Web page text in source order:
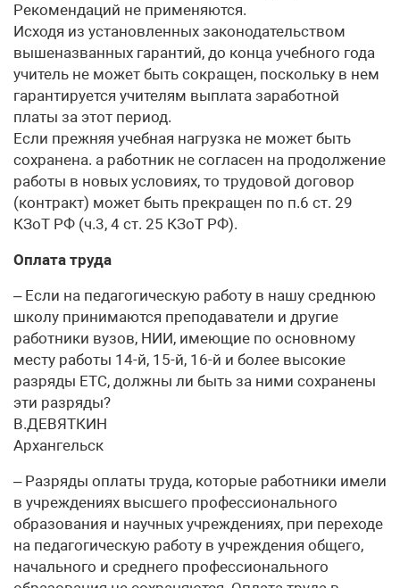
Рекомендаций не применяются.
Исходя из установленных законодательством
вышеназванных гарантий, до конца учебного года
учитель не может быть сокращен, поскольку в нем
гарантируется учителям выплата заработной
платы за этот период.
Если прежняя учебная нагрузка не может быть
сохранена. а работник не согласен на продолжение
работы в новых условиях, то трудовой договор
(контракт) может быть прекращен по п.6 ст. 29
КЗоТ РФ (ч.3, 4 ст. 25 КЗоТ РФ).
Оплата труда
– Если на педагогическую работу в нашу среднюю
школу принимаются преподаватели и другие
работники вузов, НИИ, имеющие по основному
месту работы 14-й, 15-й, 16-й и более высокие
разряды ЕТС, должны ли быть за ними сохранены
эти разряды?
В.ДЕВЯТКИН
Архангельск
– Разряды оплаты труда, которые работники имели
в учреждениях высшего профессионального
образования и научных учреждениях, при переходе
на педагогическую работу в учреждения общего,
начального и среднего профессионального